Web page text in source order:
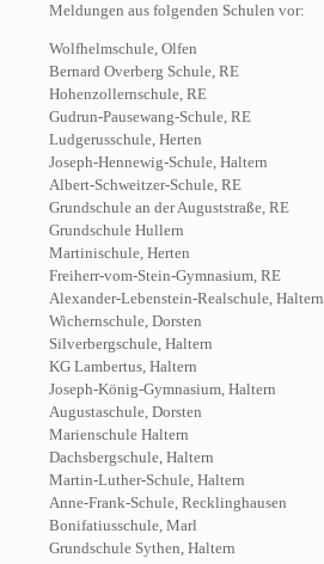
Meldungen aus folgenden Schulen vor:
Wolfhelmschule, Olfen
Bernard Overberg Schule, RE
Hohenzollernschule, RE
Gudrun-Pausewang-Schule, RE
Ludgerusschule, Herten
Joseph-Hennewig-Schule, Haltern
Albert-Schweitzer-Schule, RE
Grundschule an der Auguststraße, RE
Grundschule Hullern
Martinischule, Herten
Freiherr-vom-Stein-Gymnasium, RE
Alexander-Lebenstein-Realschule, Haltern
Wichernschule, Dorsten
Silverbergschule, Haltern
KG Lambertus, Haltern
Joseph-König-Gymnasium, Haltern
Augustaschule, Dorsten
Marienschule Haltern
Dachsbergschule, Haltern
Martin-Luther-Schule, Haltern
Anne-Frank-Schule, Recklinghausen
Bonifatiusschule, Marl
Grundschule Sythen, Haltern